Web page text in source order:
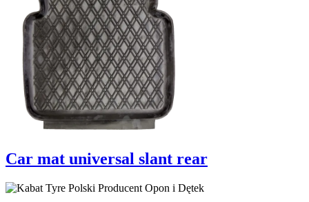
Car mat universal slant rear